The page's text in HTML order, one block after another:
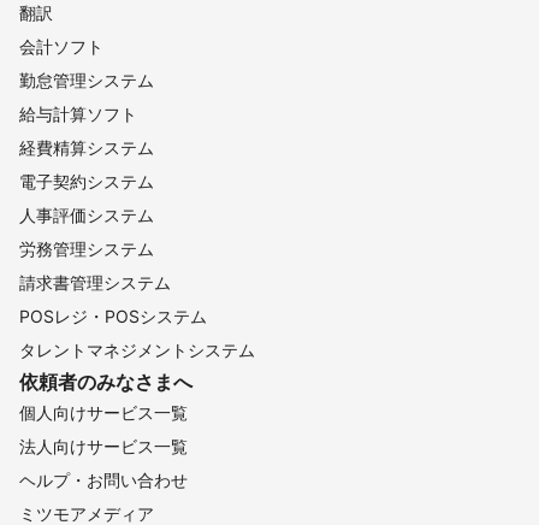
翻訳
会計ソフト
勤怠管理システム
給与計算ソフト
経費精算システム
電子契約システム
人事評価システム
労務管理システム
請求書管理システム
POSレジ・POSシステム
タレントマネジメントシステム
依頼者のみなさまへ
個人向けサービス一覧
法人向けサービス一覧
ヘルプ・お問い合わせ
ミツモアメディア